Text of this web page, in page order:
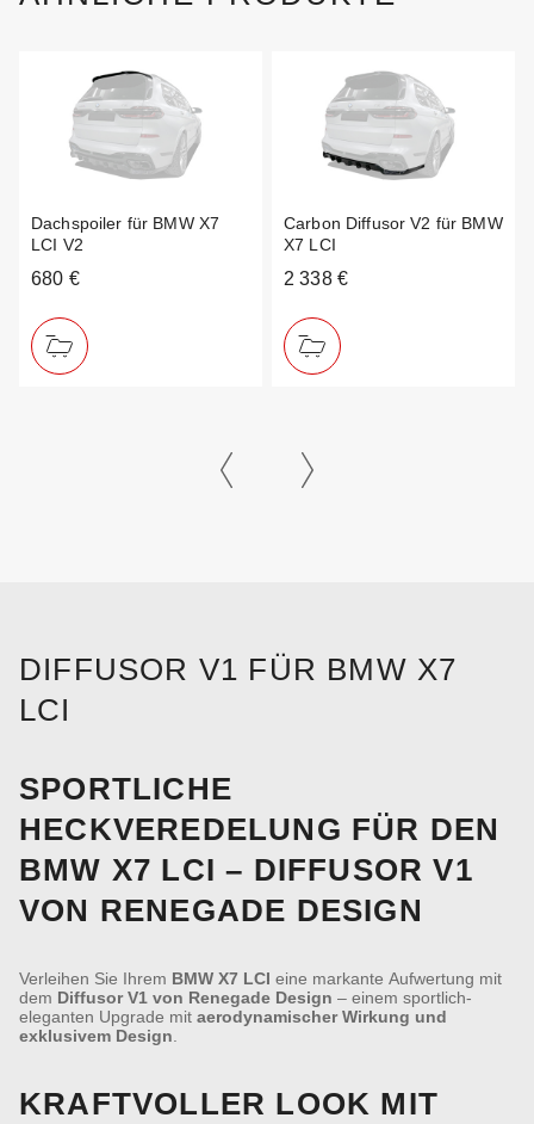
Dachspoiler für BMW X7
LCI V2
680 €
Carbon Diffusor V2 für BMW
X7 LCI
2 338 €
DIFFUSOR V1 FÜR BMW X7
LCI
SPORTLICHE
HECKVEREDELUNG FÜR DEN
BMW X7 LCI – DIFFUSOR V1
VON RENEGADE DESIGN
Verleihen Sie Ihrem BMW X7 LCI eine markante Aufwertung mit
dem Diffusor V1 von Renegade Design – einem sportlich-
eleganten Upgrade mit aerodynamischer Wirkung und
exklusivem Design
KRAFTVOLLER LOOK MIT